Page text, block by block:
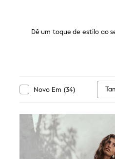
Toy Story
Summer Dresses
12-14 Years
Babygrows &
Bodysuits & Vests
Coats & Jackets
Dresses
Dê um toque de estilo ao
Novo Em (34)